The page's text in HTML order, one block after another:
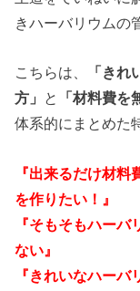
きハーバリウムの
こちらは、
「き
方」 と 「材料費を
体系的にまとめた
『出来るだけ材
を作りたい！』
『そもそもハー
ない』
『きれいなハー